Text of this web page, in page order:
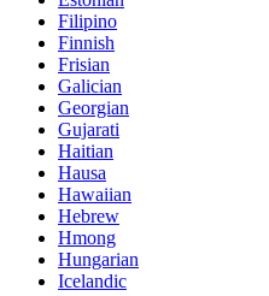
Filipino
Finnish
Frisian
Galician
Georgian
Gujarati
Haitian
Hausa
Hawaiian
Hebrew
Hmong
Hungarian
Icelandic